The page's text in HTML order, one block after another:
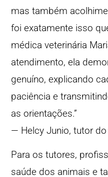
mas também
foi exatamente isso
médica veterinária
atendimento, ela
genuíno, explicando
paciência e
as orientações.”
— Helcy Junio, tutor do
Para os tutores,
saúde dos animais e